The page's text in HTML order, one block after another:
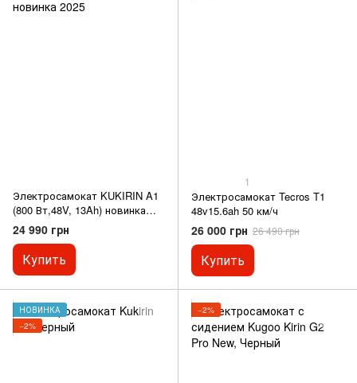
Электросамокат KUKIRIN A1
(800 Вт,48V, 13Ah) новинка
2025
24 990 грн
Купить
1
Электросамокат Tecros T1
48v15.6ah 50 км/ч
26 000 грн 26 490 грн
Купить
НОВИНКА
−2%
−2%